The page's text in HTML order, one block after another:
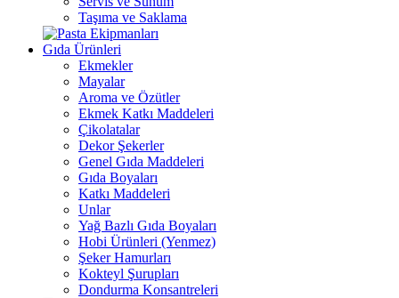
Taşıma ve Saklama
Gıda Ürünleri
Ekmekler
Mayalar
Aroma ve Özütler
Ekmek Katkı Maddeleri
Çikolatalar
Dekor Şekerler
Genel Gıda Maddeleri
Gıda Boyaları
Katkı Maddeleri
Unlar
Yağ Bazlı Gıda Boyaları
Hobi Ürünleri (Yenmez)
Şeker Hamurları
Kokteyl Şurupları
Dondurma Konsantreleri